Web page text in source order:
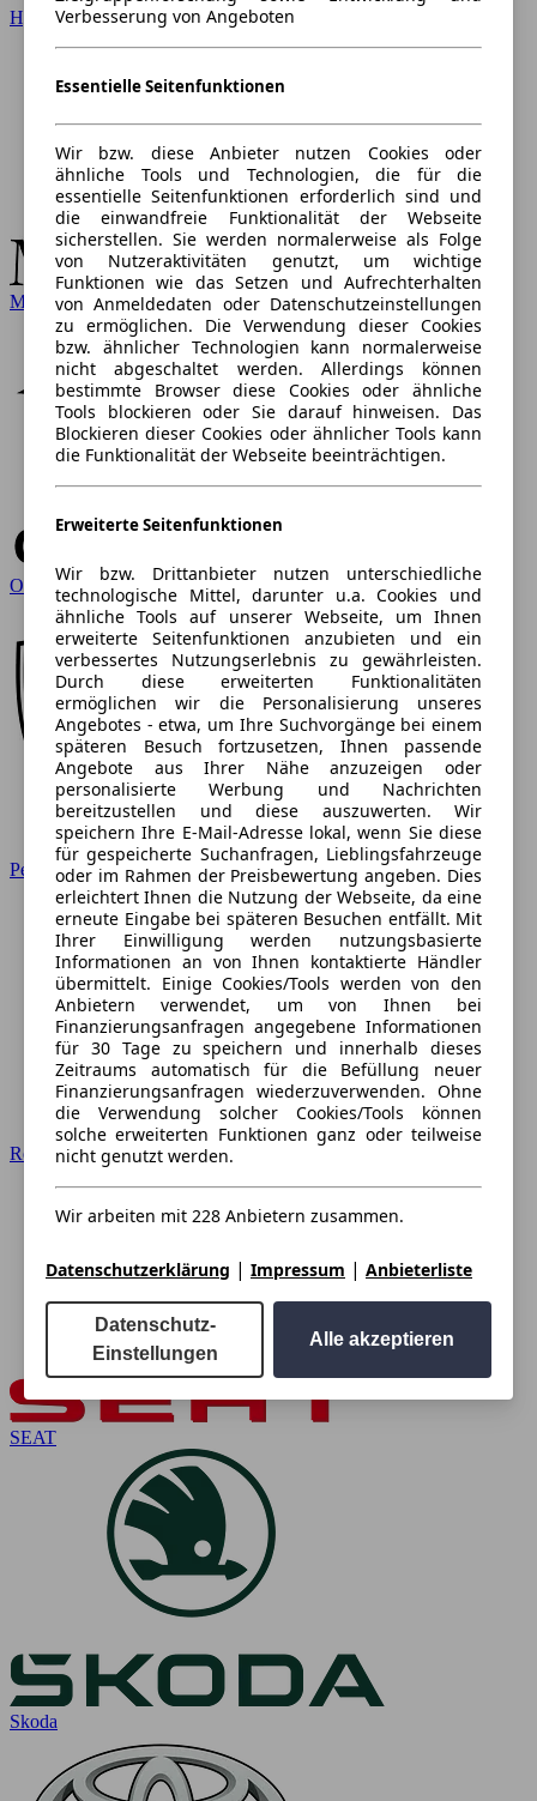
Hyundai
Mercedes-Benz
Opel
Peugeot
Renault
SEAT
Skoda
Verbesserung von Angeboten
Essentielle Seitenfunktionen
Wir bzw. diese Anbieter nutzen Cookies oder
ähnliche Tools und Technologien, die für die
essentielle Seitenfunktionen erforderlich sind und
die einwandfreie Funktionalität der Webseite
sicherstellen. Sie werden normalerweise als Folge
von Nutzeraktivitäten genutzt, um wichtige
Funktionen wie das Setzen und Aufrechterhalten
von Anmeldedaten oder Datenschutzeinstellungen
zu ermöglichen. Die Verwendung dieser Cookies
bzw. ähnlicher Technologien kann normalerweise
nicht abgeschaltet werden. Allerdings können
bestimmte Browser diese Cookies oder ähnliche
Tools blockieren oder Sie darauf hinweisen. Das
Blockieren dieser Cookies oder ähnlicher Tools kann
die Funktionalität der Webseite beeinträchtigen.
Erweiterte Seitenfunktionen
Wir bzw. Drittanbieter nutzen unterschiedliche
technologische Mittel, darunter u.a. Cookies und
ähnliche Tools auf unserer Webseite, um Ihnen
erweiterte Seitenfunktionen anzubieten und ein
verbessertes Nutzungserlebnis zu gewährleisten.
Durch diese erweiterten Funktionalitäten
ermöglichen wir die Personalisierung unseres
Angebotes - etwa, um Ihre Suchvorgänge bei einem
späteren Besuch fortzusetzen, Ihnen passende
Angebote aus Ihrer Nähe anzuzeigen oder
personalisierte Werbung und Nachrichten
bereitzustellen und diese auszuwerten. Wir
speichern Ihre E-Mail-Adresse lokal, wenn Sie diese
für gespeicherte Suchanfragen, Lieblingsfahrzeuge
oder im Rahmen der Preisbewertung angeben. Dies
erleichtert Ihnen die Nutzung der Webseite, da eine
erneute Eingabe bei späteren Besuchen entfällt. Mit
Ihrer Einwilligung werden nutzungsbasierte
Informationen an von Ihnen kontaktierte Händler
übermittelt. Einige Cookies/Tools werden von den
Anbietern verwendet, um von Ihnen bei
Finanzierungsanfragen angegebene Informationen
für 30 Tage zu speichern und innerhalb dieses
Zeitraums automatisch für die Befüllung neuer
Finanzierungsanfragen wiederzuverwenden. Ohne
die Verwendung solcher Cookies/Tools können
solche erweiterten Funktionen ganz oder teilweise
nicht genutzt werden.
Wir arbeiten mit 228 Anbietern zusammen.
Datenschutzerklärung | Impressum | Anbieterliste
Datenschutz-
Einstellungen
Alle akzeptieren